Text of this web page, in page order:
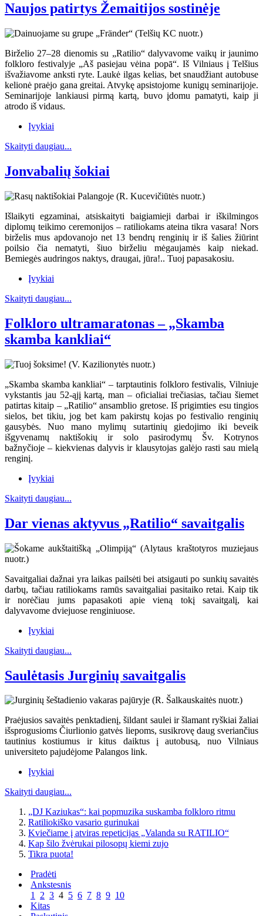
Naujos patirtys Žemaitijos sostinėje
Birželio 27–28 dienomis su „Ratilio“ dalyvavome vaikų ir jaunimo
folkloro festivalyje „Aš pasiejau vėina popā“. Iš Vilniaus į Telšius
išvažiavome anksti ryte. Laukė ilgas kelias, bet snaudžiant autobuse
kelionė praėjo gana greitai. Atvykę apsistojome kunigų seminarijoje.
Seminarijoje lankiausi pirmą kartą, buvo įdomu pamatyti, kaip ji
atrodo iš vidaus.
Įvykiai
Skaityti daugiau...
Jonvabalių šokiai
Išlaikyti egzaminai, atsiskaityti baigiamieji darbai ir iškilmingos
diplomų teikimo ceremonijos – ratiliokams ateina tikra vasara! Nors
birželis mus apdovanojo net 13 bendrų renginių ir iš šalies žiūrint
poilsio čia nematyti, šiuo birželiu mėgaujamės kaip niekad.
Bemiegės audringos naktys, draugai, jūra!.. Tuoj papasakosiu.
Įvykiai
Skaityti daugiau...
Folkloro ultramaratonas – „Skamba
skamba kankliai“
„Skamba skamba kankliai“ – tarptautinis folkloro festivalis, Vilniuje
vykstantis jau 52-ąjį kartą, man – oficialiai trečiasias, tačiau šiemet
patirtas kitaip – „Ratilio“ ansamblio gretose. Iš prigimties esu tingios
sielos, bet tikiu, jog bet kam pakirstų kojas po festivalio renginių
gausybės. Nuo mano mylimų sutartinių giedojimo iki beveik
išgyvenamų naktišokių ir solo pasirodymų Šv. Kotrynos
bažnyčioje – kiekvienas dalyvis ir klausytojas galėjo rasti sau mielą
renginį.
Įvykiai
Skaityti daugiau...
Dar vienas aktyvus „Ratilio“ savaitgalis
Savaitgaliai dažnai yra laikas pailsėti bei atsigauti po sunkių savaitės
darbų, tačiau ratiliokams ramūs savaitgaliai pasitaiko retai. Kaip tik
ir norėčiau jums papasakoti apie vieną tokį savaitgalį, kai
dalyvavome dviejuose renginiuose.
Įvykiai
Skaityti daugiau...
Saulėtasis Jurginių savaitgalis
Praėjusios savaitės penktadienį, šildant saulei ir šlamant ryškiai žaliai
išsprogusioms Čiurlionio gatvės liepoms, susikrovę daug sveriančius
tautinius kostiumus ir kitus daiktus į autobusą, nuo Vilniaus
universiteto pajudėjome Palangos link.
Įvykiai
Skaityti daugiau...
„DJ Kaziukas“: kai popmuzika suskamba folkloro ritmu
Ratiliokiško vasario gurinukai
Kviečiame į atviras repeticijas „Valanda su RATILIO“
Kap šilo žvėrukai pilosopų kiemi zujo
Tikra puota!
Pradėti
Ankstesnis
1 2 3 4 5 6 7 8 9 10
Kitas